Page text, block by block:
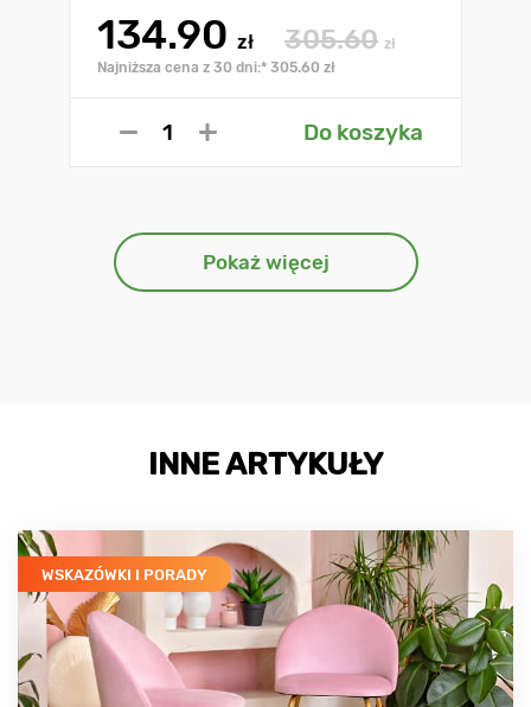
134.90 zł 305.60 zł
Najniższa cena z 30 dni:* 305.60 zł
Do koszyka
Pokaż więcej
INNE ARTYKUŁY
WSKAZÓWKI I PORADY